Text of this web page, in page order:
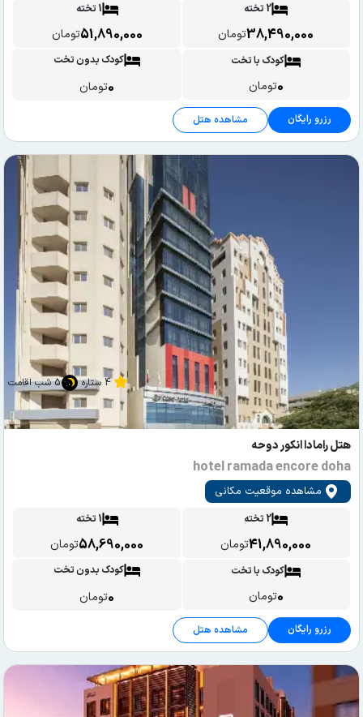
2 تخته
38,490,000تومان
1 تخته
51,890,000تومان
کودک با تخت
0تومان
کودک بدون تخت
0تومان
رزرو رایگان مشاهده هتل
هتل رامادا انکور دوحه
hotel ramada encore doha
مشاهده موقعیت مکانی
4 ستاره 5 شب اقامت
2 تخته
41,890,000تومان
1 تخته
58,690,000تومان
کودک با تخت
0تومان
کودک بدون تخت
0تومان
رزرو رایگان مشاهده هتل